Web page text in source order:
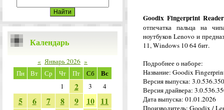
Календарь
« Январь 2026 »
Пн
Вт Ср Чт Пт Сб Вс
1 2 3 4
5 6 7 8 9 10 11
Goodix Fingerprint
отпечатка пальца на
ноутбуков Lenovo и
11, Windows 10 64 бит.
Подробнее о наборе:
Название: Goodix
Версия выпуска:
Версия драйвера:
Дата выпуска: 01.01.2026
Производитель: Goodix /